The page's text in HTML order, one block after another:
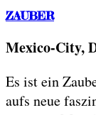
ZAUBER
Mexico-City,
Es ist ein
aufs neue